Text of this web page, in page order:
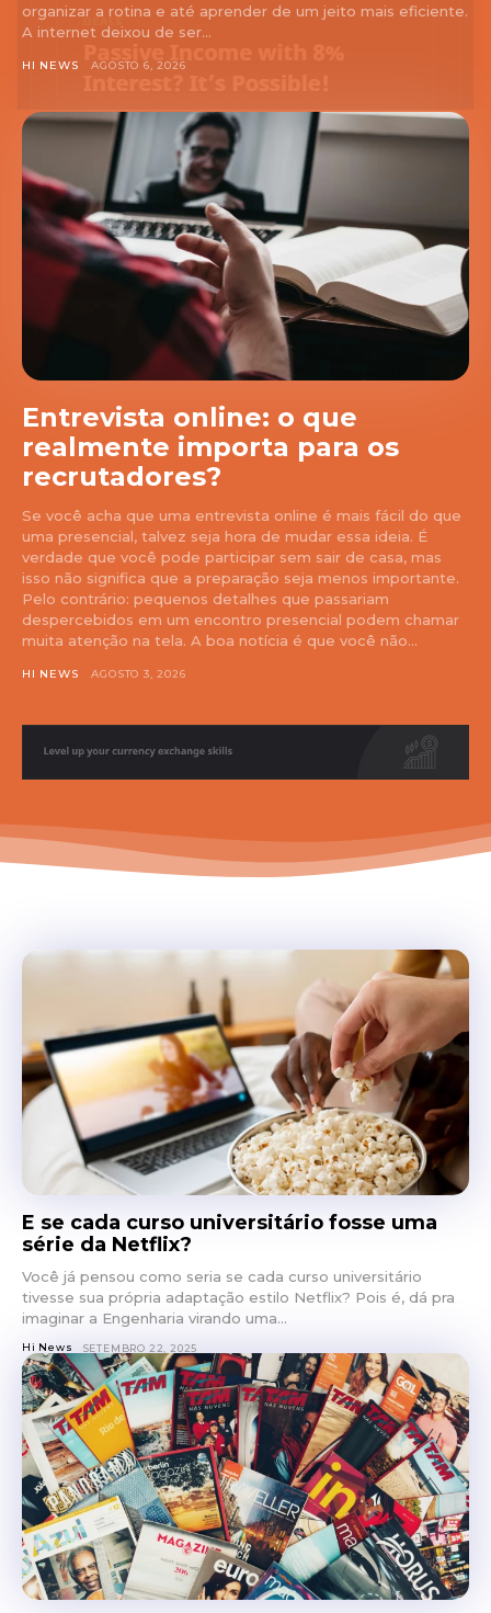
organizar a rotina e até aprender de um jeito mais eficiente.
A internet deixou de ser...
HI NEWS AGOSTO 6, 2026
Entrevista online: o que
realmente importa para os
recrutadores?
Se você acha que uma entrevista online é mais fácil do que
uma presencial, talvez seja hora de mudar essa ideia. É
verdade que você pode participar sem sair de casa, mas
isso não significa que a preparação seja menos importante.
Pelo contrário: pequenos detalhes que passariam
despercebidos em um encontro presencial podem chamar
muita atenção na tela. A boa notícia é que você não...
HI NEWS AGOSTO 3, 2026
E se cada curso universitário fosse uma
série da Netflix?
Você já pensou como seria se cada curso universitário
tivesse sua própria adaptação estilo Netflix? Pois é, dá pra
imaginar a Engenharia virando uma...
Hi News SETEMBRO 22, 2025